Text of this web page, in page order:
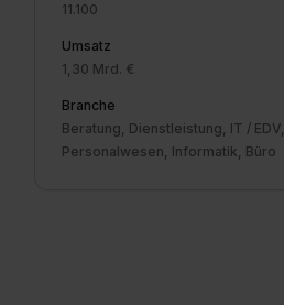
11.100
Umsatz
1,30 Mrd. €
Branche
Beratung, Dienstleistung, IT / EDV,
Personalwesen, Informatik, Büro